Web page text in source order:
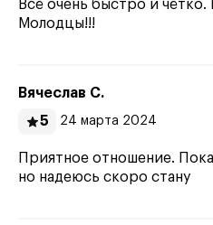
Всё очень быстро и
Молодцы!!!
Вячеслав С.
5
24 марта 2024
Приятное отношение.
но надеюсь скоро стану